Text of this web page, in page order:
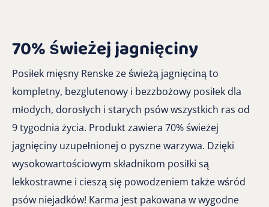
70% świeżej jagnięciny
Posiłek mięsny Renske ze świeżą jagnięciną to
kompletny, bezglutenowy i bezzbożowy posiłek dla
młodych, dorosłych i starych psów wszystkich ras od
9 tygodnia życia. Produkt zawiera 70% świeżej
jagnięciny uzupełnionej o pyszne warzywa. Dzięki
wysokowartościowym składnikom posiłki są
lekkostrawne i cieszą się powodzeniem także wśród
psów niejadków! Karma jest pakowana w wygodne